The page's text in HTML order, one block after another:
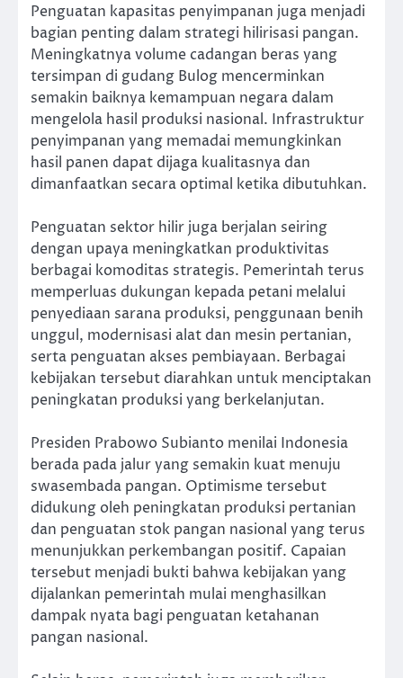
Penguatan kapasitas penyimpanan juga menjadi
bagian penting dalam strategi hilirisasi pangan.
Meningkatnya volume cadangan beras yang
tersimpan di gudang Bulog mencerminkan
semakin baiknya kemampuan negara dalam
mengelola hasil produksi nasional. Infrastruktur
penyimpanan yang memadai memungkinkan
hasil panen dapat dijaga kualitasnya dan
dimanfaatkan secara optimal ketika dibutuhkan.
Penguatan sektor hilir juga berjalan seiring
dengan upaya meningkatkan produktivitas
berbagai komoditas strategis. Pemerintah terus
memperluas dukungan kepada petani melalui
penyediaan sarana produksi, penggunaan benih
unggul, modernisasi alat dan mesin pertanian,
serta penguatan akses pembiayaan. Berbagai
kebijakan tersebut diarahkan untuk menciptakan
peningkatan produksi yang berkelanjutan.
Presiden Prabowo Subianto menilai Indonesia
berada pada jalur yang semakin kuat menuju
swasembada pangan. Optimisme tersebut
didukung oleh peningkatan produksi pertanian
dan penguatan stok pangan nasional yang terus
menunjukkan perkembangan positif. Capaian
tersebut menjadi bukti bahwa kebijakan yang
dijalankan pemerintah mulai menghasilkan
dampak nyata bagi penguatan ketahanan
pangan nasional.